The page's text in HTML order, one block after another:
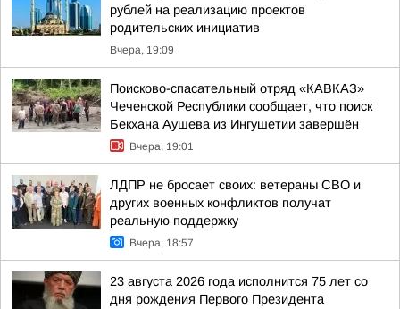
рублей на реализацию проектов
родительских инициатив
Вчера, 19:09
Поисково-спасательный отряд «КАВКАЗ»
Чеченской Республики сообщает, что поиск
Бекхана Аушева из Ингушетии завершён
Вчера, 19:01
ЛДПР не бросает своих: ветераны СВО и
других военных конфликтов получат
реальную поддержку
Вчера, 18:57
23 августа 2026 года исполнится 75 лет со
дня рождения Первого Президента